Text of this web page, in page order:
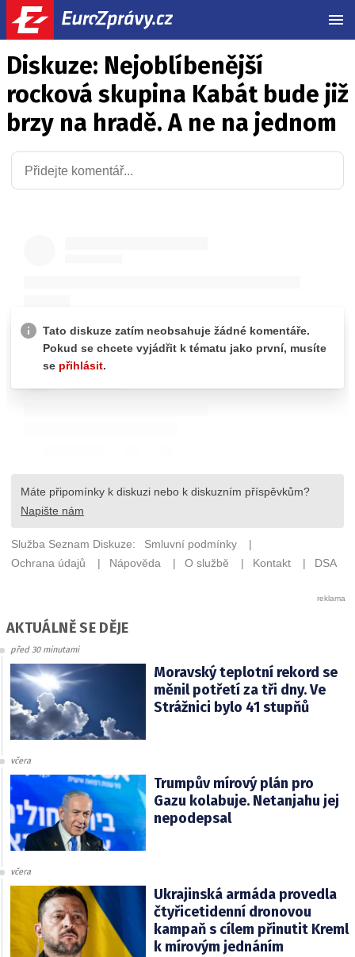
Diskuze: Nejoblíbenější
rocková skupina Kabát bude již
brzy na hradě. A ne na jednom
AKTUÁLNĚ SE DĚJE
před 30 minutami
Moravský teplotní rekord se
měnil potřetí za tři dny. Ve
Strážnici bylo 41 stupňů
včera
Trumpův mírový plán pro
Gazu kolabuje. Netanjahu jej
nepodepsal
včera
Ukrajinská armáda provedla
čtyřicetidenní dronovou
kampaň s cílem přinutit Kreml
k mírovým jednáním